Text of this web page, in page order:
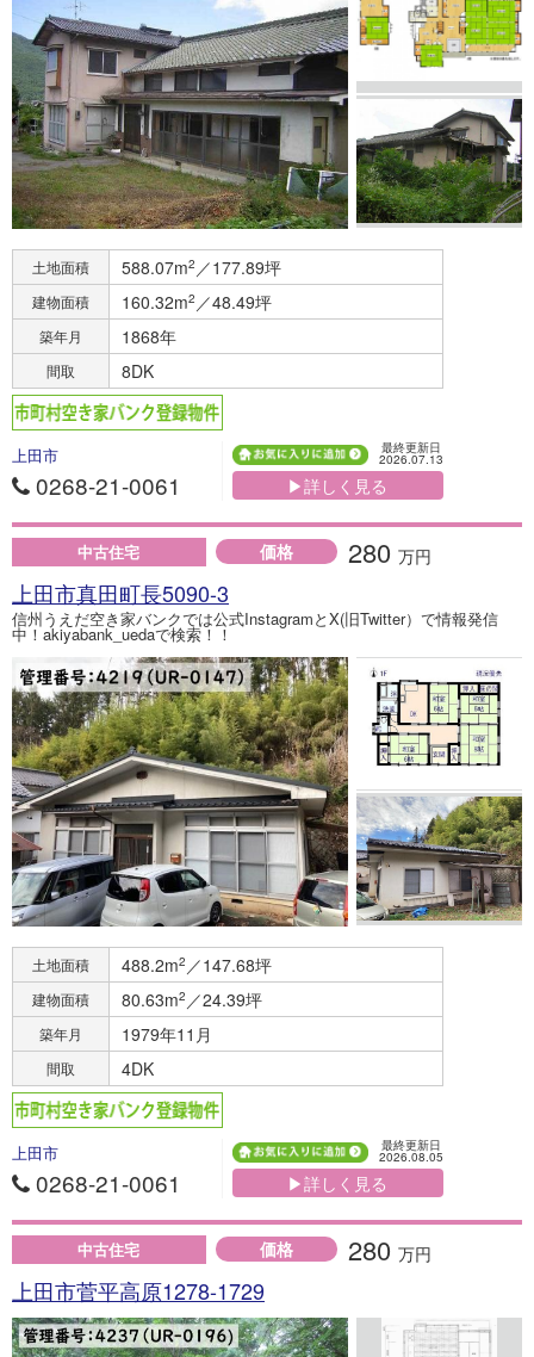
土地面積 588.07m2 ／177.89坪
建物面積 160.32m2 ／48.49坪
築年月 1868年
間取 8DK
上田市
0268-21-0061
最終更新日
2026.07.13
▶詳しく見る
中古住宅 価格 280 万円
上田市真田町長5090-3
信州うえだ空き家バンクでは公式InstagramとX(旧Twitter）で情報発信
中！akiyabank_uedaで検索！！
土地面積 488.2m2 ／147.68坪
建物面積 80.63m2 ／24.39坪
築年月 1979年11月
間取 4DK
上田市
0268-21-0061
最終更新日
2026.08.05
▶詳しく見る
中古住宅 価格 280 万円
上田市菅平高原1278-1729